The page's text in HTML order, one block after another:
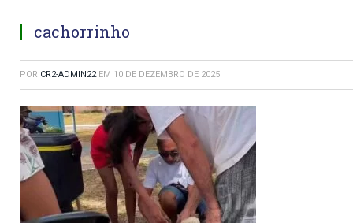
cachorrinho
POR CR2-ADMIN22 EM 10 DE DEZEMBRO DE 2025